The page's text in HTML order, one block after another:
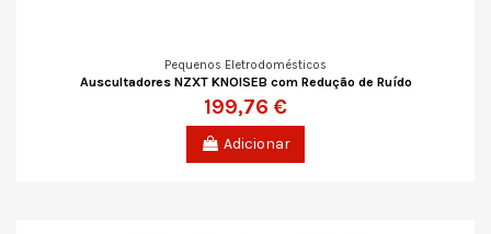
Pequenos Eletrodomésticos
Auscultadores NZXT KNOISEB com Redução de Ruído
199,76 €
Adicionar